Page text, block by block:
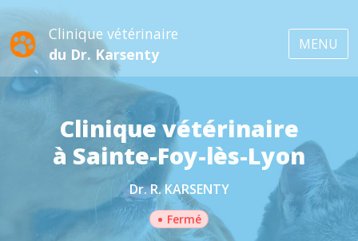
Clinique vétérinaire
du Dr. Karsenty
MENU
Clinique vétérinaire
à Sainte-Foy-lès-Lyon
Dr. R. KARSENTY
• Fermé